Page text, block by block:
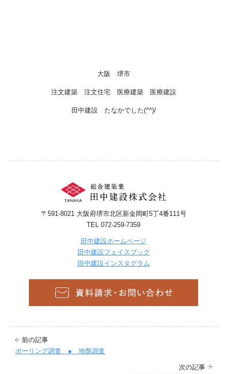
大阪 堺市
注文建築 注文住宅 医療建築 医療建設
田中建設 たなかでした(^^)/
〒591-8021 大阪府堺市北区新金岡町5丁4番111号
TEL 072-259-7359
田中建設ホームページ
田中建設フェイスブック
田中建設インスタグラム
前の記事
ボーリング調査 ● 地盤調査
次の記事